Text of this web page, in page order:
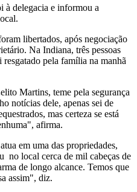
à delegacia e informou a
libertados, após negociação
Na Indiana, três pessoas
pela família na manhã
Martins, teme pela segurança
notícias dele, apenas sei de
mas certeza se está
afirma.
em uma das propriedades,
no local cerca de mil cabeças de
de longo alcance. Temos que
assim", diz.